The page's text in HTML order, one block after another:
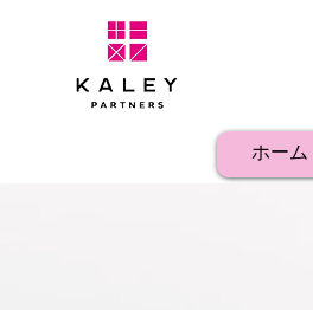
ホーム